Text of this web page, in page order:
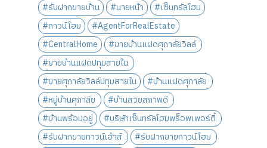
#รับฝากขายบ้าน
#นายหน้า
#เซ็นทรัลโฮม
#ทาวน์โฮม
#AgentForRealEstate
#CentralHome
#ขายบ้านแฝดศุภาลัยวิลล์
#ขายบ้านแฝดปทุมสายใน
#ขายศุภาลัยวิลล์ปทุมสายใน
#บ้านแฝดศุภาลัย
#หมู่บ้านศุภาลัย
#บ้านสวยสภาพดี
#บ้านพร้อมอยู่
#บริษัทเซ็นทรัลโฮมพร็อพเพอร์ตี้
#รับฝากขายทาวน์เฮ้าส์
#รับฝากขายทาวน์โฮม